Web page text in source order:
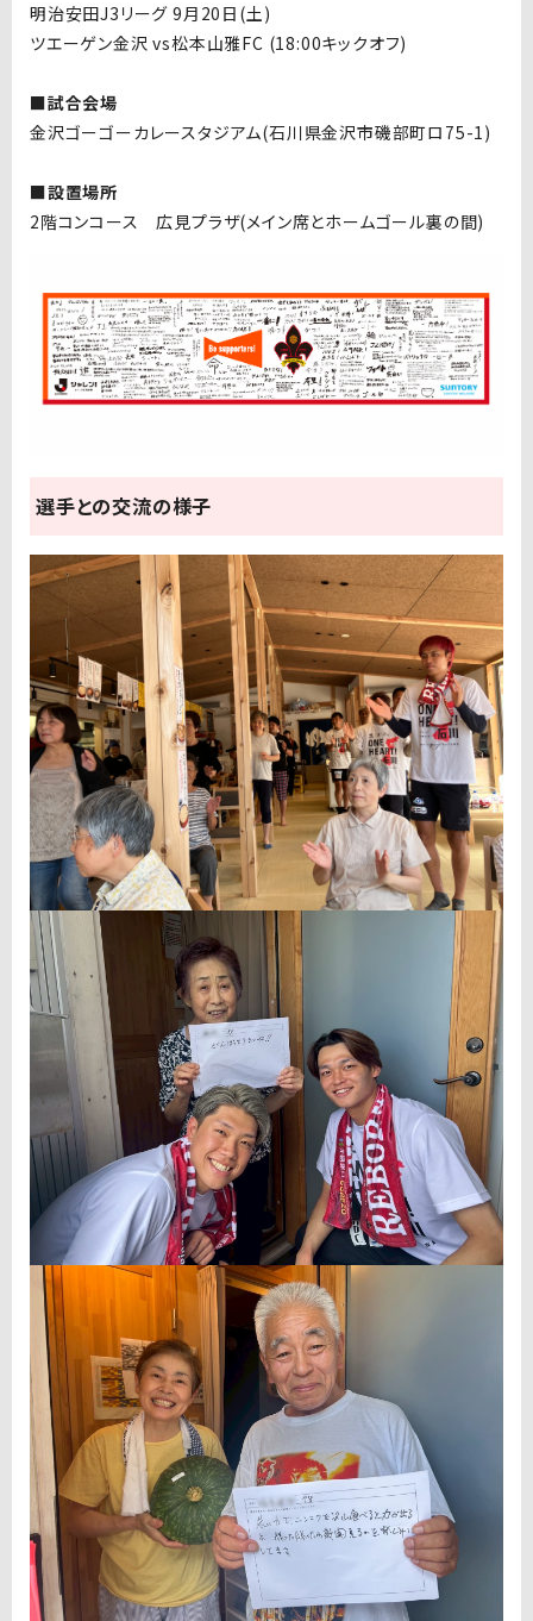
明治安田J3 リーグ 9月 20 日 (土)
ツエーゲン金沢 vs松本山雅FC (18:00キックオフ)
■試合会場
金沢ゴーゴーカレースタジアム(石川県金沢市磯部町ロ75-1)
■設置場所
2階コンコース 広見プラザ(メイン席とホームゴール裏の間)
選手との交流の様子